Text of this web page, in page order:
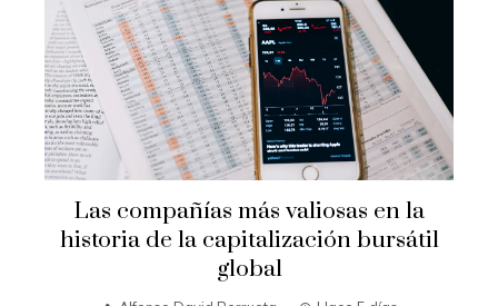
Las compañías más valiosas en la
historia de la capitalización bursátil
global